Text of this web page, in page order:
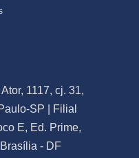
1117, cj. 31,
SP | Filial
E, Ed. Prime,
- DF